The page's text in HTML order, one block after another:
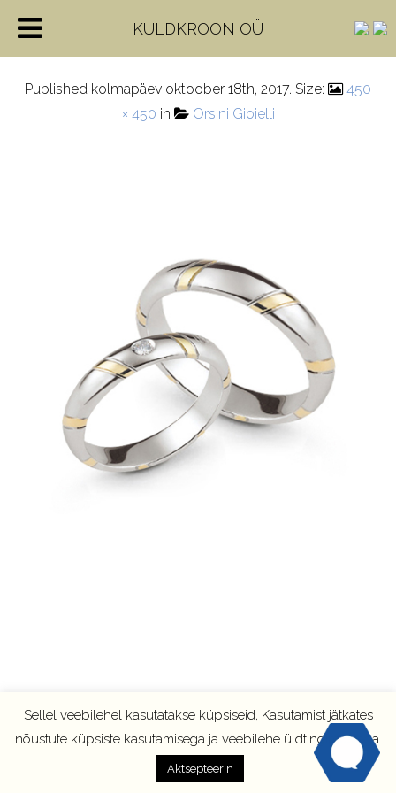
FE334_FE334S
Published kolmapäev oktoober 18th, 2017. Size:
450
× 450 in Orsini Gioielli
Sellel veebilehel kasutatakse küpsiseid, Kasutamist jätkates
nõustute küpsiste kasutamisega ja veebilehe üldtingimustega.
Aktsepteerin
KULDKROON OÜ